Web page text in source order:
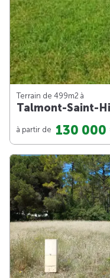
Terrain de 499m2 à
Talmont-Saint-
à partir de 130 000